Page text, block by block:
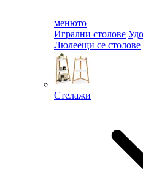
менюто
Игрални столове
Люлеещи се столове
Стелажи